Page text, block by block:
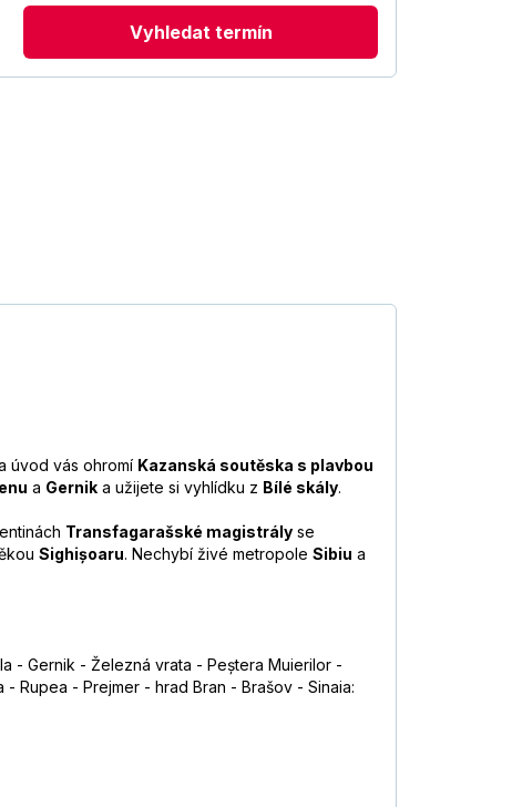
Vyhledat termín
úvod vás ohromí Kazanská soutěska s plavbou
a Gernik a užijete si vyhlídku z Bílé skály.
Transfagarašské magistrály se
Sighișoaru. Nechybí živé metropole Sibiu a
- Gernik - Železná vrata - Peștera Muierilor -
Rupea - Prejmer - hrad Bran - Brašov - Sinaia: